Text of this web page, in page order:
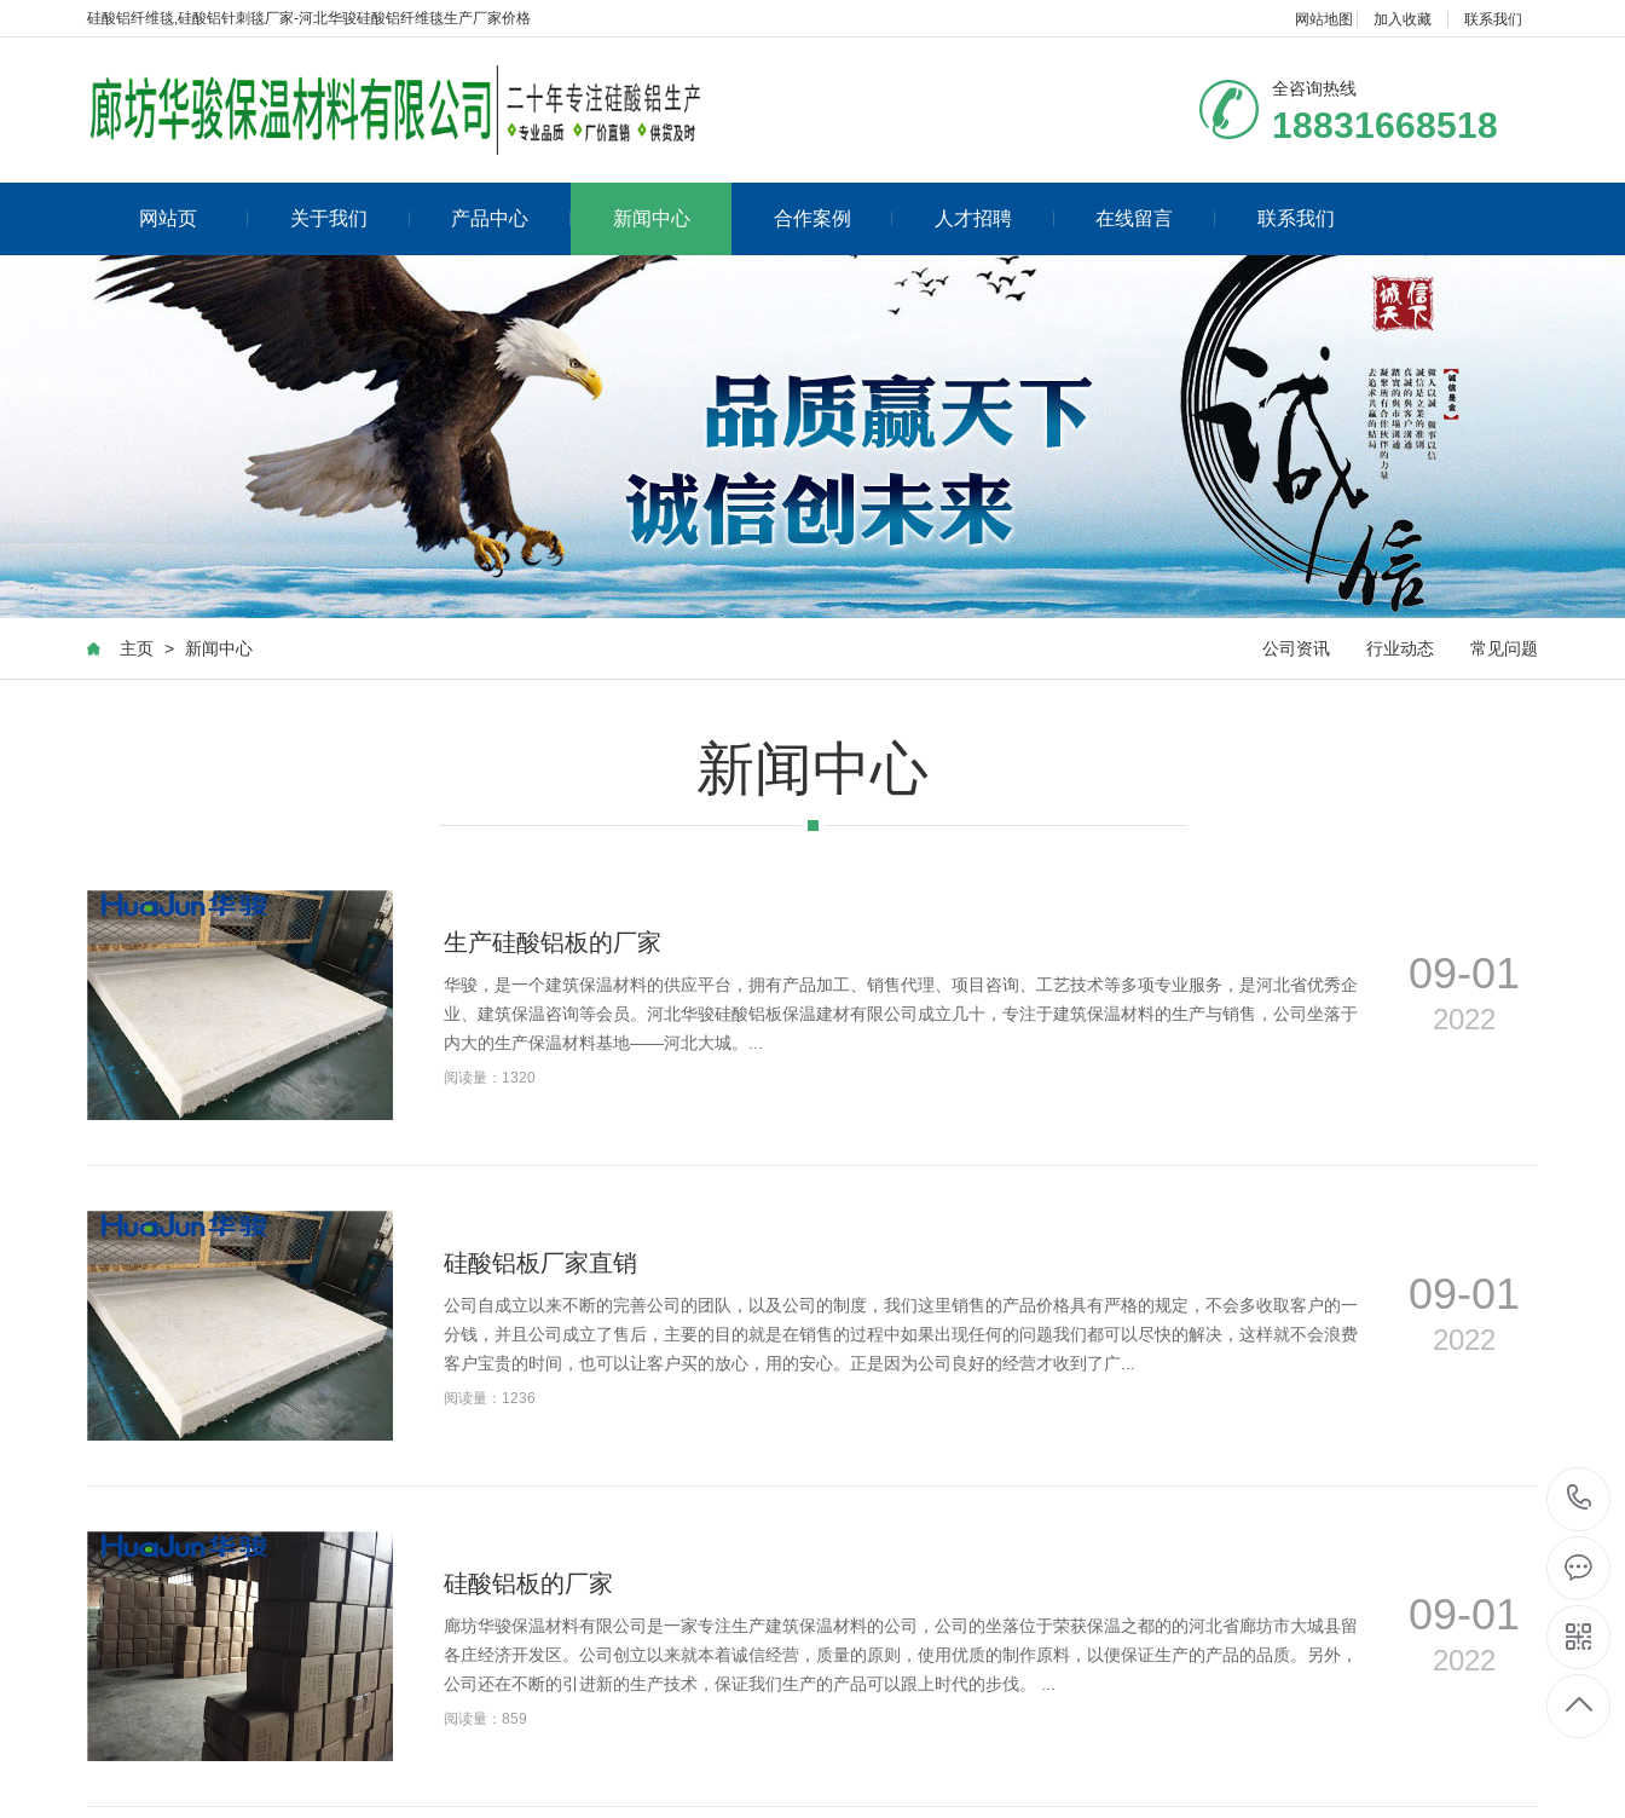
硅酸铝纤维毯,硅酸铝针刺毯厂家-河北华骏硅酸铝纤维毯生产厂家价格 网站地图 加入收藏 联系我们
全咨询热线
18831668518
网站页 关于我们 产品中心 新闻中心 合作案例 人才招聘 在线留言 联系我们
主页 > 新闻中心 公司资讯 行业动态 常见问题
新闻中心
生产硅酸铝板的厂家
华骏，是一个建筑保温材料的供应平台，拥有产品加工、销售代理、项目咨询、工艺技术等多项专业服务，是河北省优秀企
业、建筑保温咨询等会员。河北华骏硅酸铝板保温建材有限公司成立几十，专注于建筑保温材料的生产与销售，公司坐落于
内大的生产保温材料基地——河北大城。...
阅读量：1320
09-01
2022
硅酸铝板厂家直销
公司自成立以来不断的完善公司的团队，以及公司的制度，我们这里销售的产品价格具有严格的规定，不会多收取客户的一
分钱，并且公司成立了售后，主要的目的就是在销售的过程中如果出现任何的问题我们都可以尽快的解决，这样就不会浪费
客户宝贵的时间，也可以让客户买的放心，用的安心。正是因为公司良好的经营才收到了广...
阅读量：1236
09-01
2022
硅酸铝板的厂家
廊坊华骏保温材料有限公司是一家专注生产建筑保温材料的公司，公司的坐落位于荣获保温之都的的河北省廊坊市大城县留
各庄经济开发区。公司创立以来就本着诚信经营，质量的原则，使用优质的制作原料，以便保证生产的产品的品质。另外，
公司还在不断的引进新的生产技术，保证我们生产的产品可以跟上时代的步伐。 ...
阅读量：859
09-01
2022